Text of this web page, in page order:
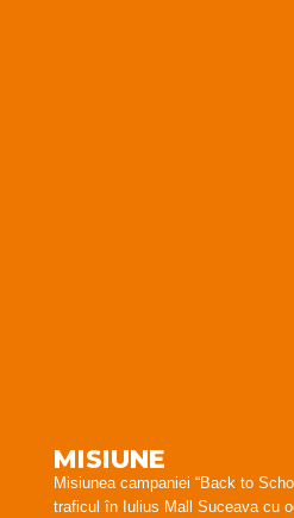
MISIUNE
Misiunea campaniei “Back to
traficul în Iulius Mall Suceava cu